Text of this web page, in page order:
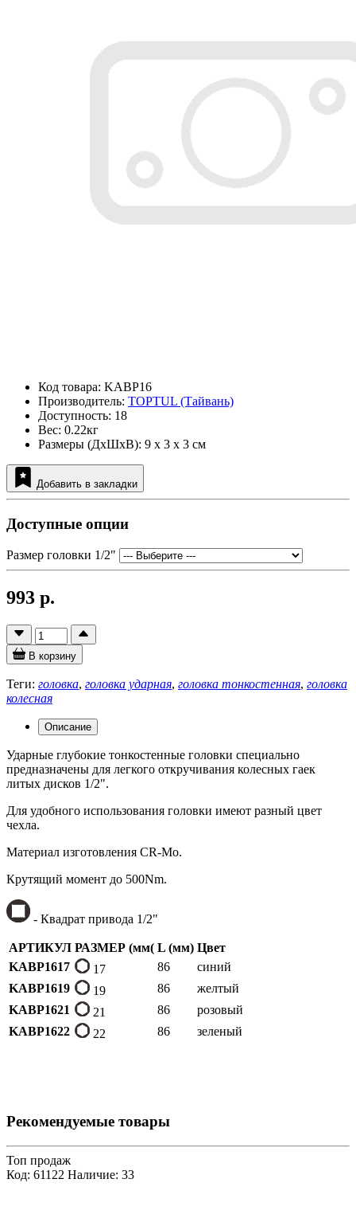
Код товара: KABP16
Производитель: TOPTUL (Тайвань)
Доступность: 18
Вес: 0.22кг
Размеры (ДxШxВ): 9 x 3 x 3 см
Добавить в закладки
Доступные опции
Размер головки 1/2"
993 р.
В корзину
Теги: головка, головка ударная, головка тонкостенная, головка
колесная
Описание
Ударные глубокие тонкостенные головки специально
предназначены для легкого откручивания колесных гаек
литых дисков 1/2".
Для удобного использования головки имеют разный цвет
чехла.
Материал изготовления CR-Mo.
Крутящий момент до 500Nm.
- Квадрат привода 1/2"
АРТИКУЛ РАЗМЕР (мм( L (мм) Цвет
KABP1617
17 86
синий
KABP1619
19 86
желтый
KABP1621
21 86
розовый
KABP1622
22 86 зеленый
Рекомендуемые товары
Топ продаж
Код: 61122 Наличие: 33